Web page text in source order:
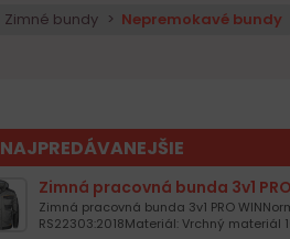
Zimné bundy Nepremokavé bundy
NAJPREDÁVANEJŠIE
Zimná pracovná bunda 3v1
Zimná pracovná bunda 3v1 PRO
RS22303:2018Materiál: Vrchný materiál